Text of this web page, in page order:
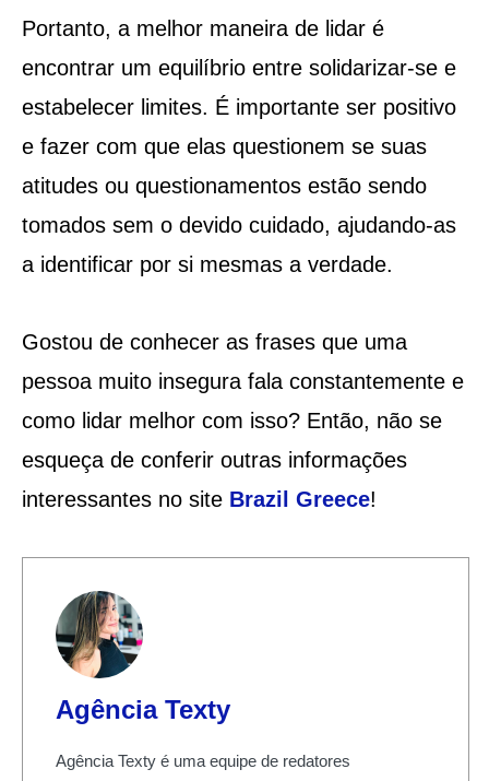
Portanto, a melhor maneira de lidar é
encontrar um equilíbrio entre solidarizar-se e
estabelecer limites. É importante ser positivo
e fazer com que elas questionem se suas
atitudes ou questionamentos estão sendo
tomados sem o devido cuidado, ajudando-as
a identificar por si mesmas a verdade.
Gostou de conhecer as frases que uma
pessoa muito insegura fala constantemente e
como lidar melhor com isso? Então, não se
esqueça de conferir outras informações
interessantes no site Brazil Greece!
Agência Texty
Agência Texty é uma equipe de redatores